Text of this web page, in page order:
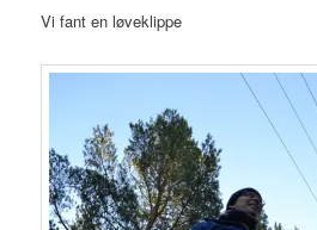
Vi fant en løveklippe